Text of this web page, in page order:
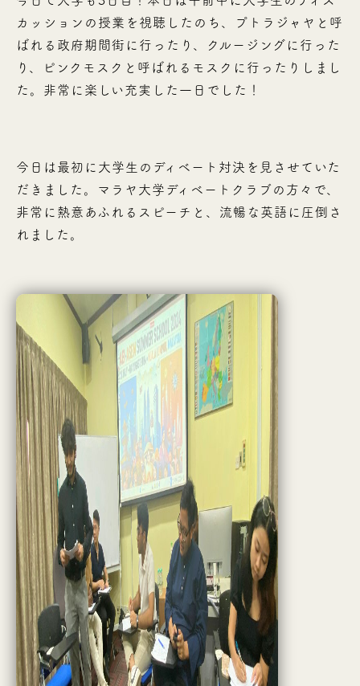
カッションの授業を視聴したのち、プトラジャヤと呼
ばれる政府期間街に行ったり、クルージングに行った
り、ピンクモスクと呼ばれるモスクに行ったりしまし
た。非常に楽しい充実した一日でした！
今日は最初に大学生のディベート対決を見させていた
だきました。マラヤ大学ディベートクラブの方々で、
非常に熱意あふれるスピーチと、流暢な英語に圧倒さ
れました。